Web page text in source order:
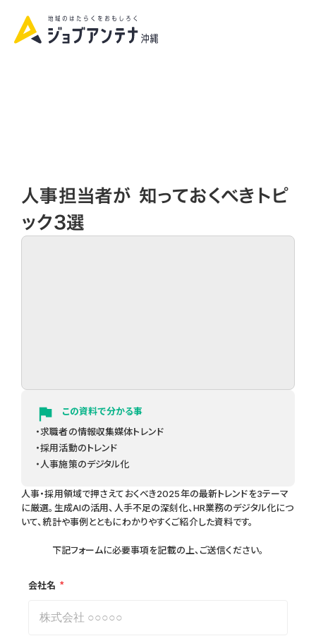
人事担当者が 知っておくべきトピ
ック3選
flag
この資料で分かる事
・求職者の情報収集媒体トレンド
・採用活動のトレンド
・人事施策のデジタル化
人事・採用領域で押さえておくべき2025年の最新トレンドを3テーマ
に厳選。生成AIの活用、人手不足の深刻化、HR業務のデジタル化につ
いて、統計や事例とともにわかりやすくご紹介した資料です。
下記フォームに必要事項を記載の上、ご送信ください。
会社名 *